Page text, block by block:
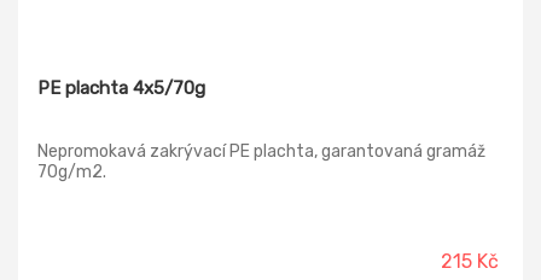
PE plachta 4x5/70g
Nepromokavá zakrývací PE plachta, garantovaná gramáž
70g/m2.
215 Kč